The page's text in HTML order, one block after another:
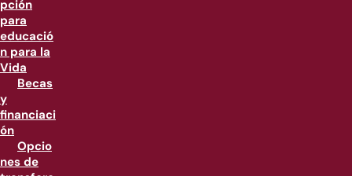
pción
para
educació
n para la
Vida
Becas
y
financiaci
ón
Opcio
nes de